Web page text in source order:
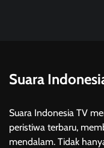
Suara
Suara Indonesia TV
peristiwa terbaru,
mendalam. Tidak